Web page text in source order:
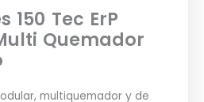
150 Tec ErP
Quemador
multiquemador y de